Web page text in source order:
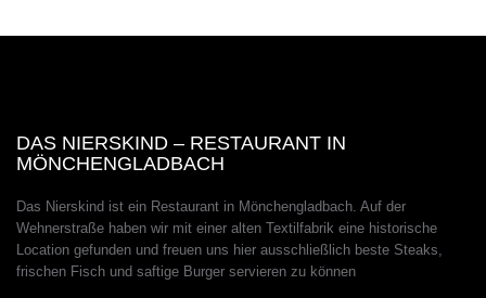
DAS NIERSKIND – RESTAURANT IN
MÖNCHENGLADBACH
Das Nierskind ist ein Restaurant in Mönchengladbach. Auf der
Wehnerstraße haben wir mit einer alten Textilfabrik eine historische
Location gefunden und freuen uns hier ausschließlich beste Steaks,
frischen Fisch und saftige Burger servieren zu können